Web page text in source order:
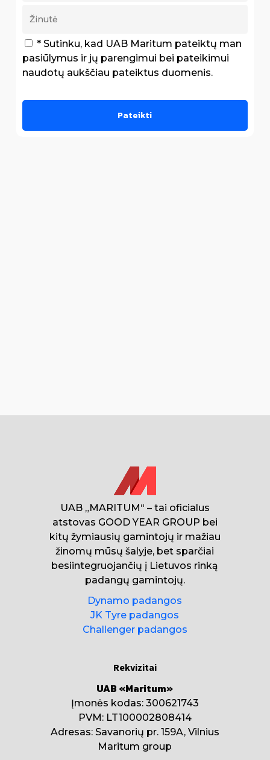
* Sutinku, kad UAB Maritum pateiktų man
pasiūlymus ir jų parengimui bei pateikimui
naudotų aukščiau pateiktus duomenis.
UAB „MARITUM“ – tai oficialus
atstovas GOOD YEAR GROUP bei
kitų žymiausių gamintojų ir mažiau
žinomų mūsų šalyje, bet sparčiai
besiintegruojančių į Lietuvos rinką
padangų gamintojų.
Dynamo padangos
JK Tyre padangos
Challenger padangos
Rekvizitai
UAB «Maritum»
Įmonės kodas: 300621743
PVM: LT100002808414
Adresas: Savanorių pr. 159A, Vilnius
Maritum group